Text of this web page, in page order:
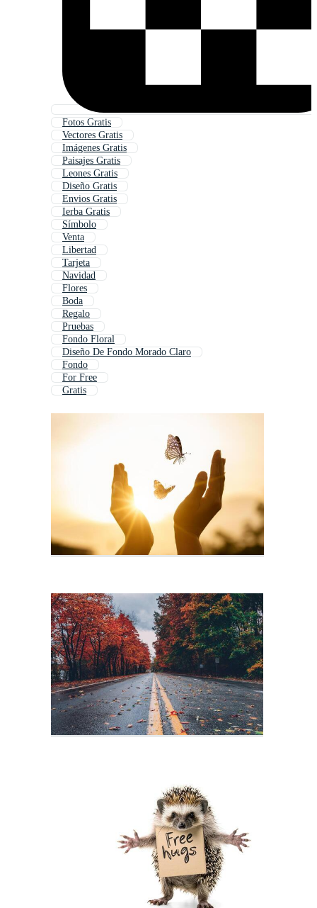
Fotos Gratis
Vectores Gratis
Imágenes Gratis
Paisajes Gratis
Leones Gratis
Diseño Gratis
Envios Gratis
Ierba Gratis
Símbolo
Venta
Libertad
Tarjeta
Navidad
Flores
Boda
Regalo
Pruebas
Fondo Floral
Diseño De Fondo Morado Claro
Fondo
For Free
Gratis